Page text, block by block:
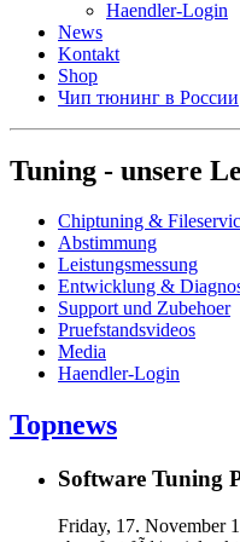
Haendler-Login
News
Kontakt
Shop
Чип тюнинг в России
Tuning - unsere
Chiptuning &
Abstimmung
Leistungsmessung
Entwicklung &
Support und Zubehoer
Pruefstandsvideos
Media
Haendler-Login
Topnews
Software Tuning
Friday, 17. November